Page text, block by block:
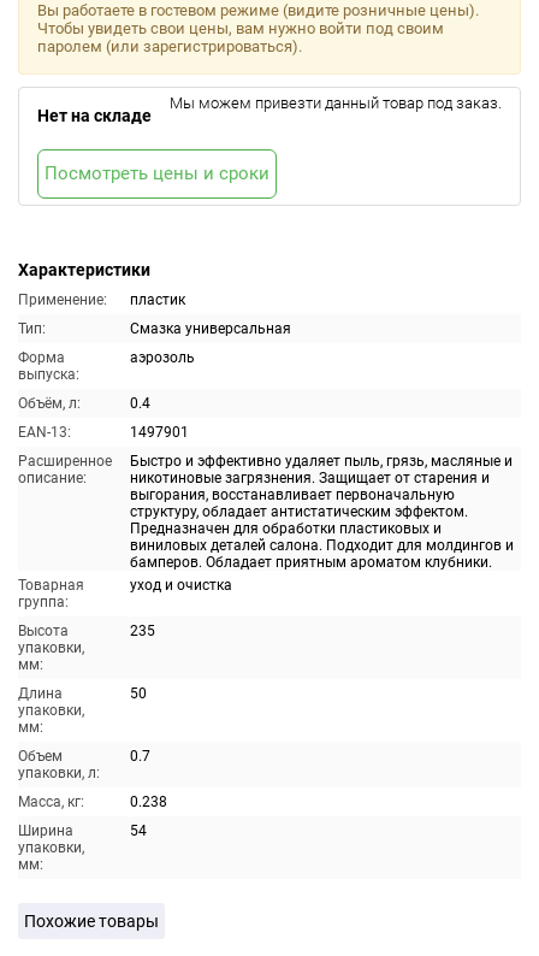
Характеристики
Применение:
пластик
Тип:
Смазка универсальная
Форма
выпуска:
аэрозоль
Объём, л:
0.4
EAN-13:
1497901
Расширенное
описание:
Быстро и эффективно удаляет пыль, грязь, масляные и
никотиновые загрязнения. Защищает от старения и
выгорания, восстанавливает первоначальную
структуру, обладает антистатическим эффектом.
Предназначен для обработки пластиковых и
виниловых деталей салона. Подходит для молдингов и
бамперов. Обладает приятным ароматом клубники.
Товарная
группа:
уход и очистка
Высота
упаковки,
мм:
235
Длина
упаковки,
мм:
50
Объем
упаковки, л:
0.7
Масса, кг:
0.238
Ширина
упаковки,
мм:
54
Вы работаете в гостевом режиме (видите розничные цены).
Чтобы увидеть свои цены, вам нужно войти под своим
паролем (или зарегистрироваться).
Нет на складе
Мы можем привезти данный товар под заказ.
Посмотреть цены и сроки
Похожие товары